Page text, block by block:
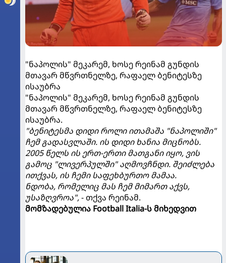
"ნაპოლის" მეკარემ, ხოსე რეინამ გუნდის
მთავარ მწვრთნელზე, რაფაელ ბენიტესზე
ისაუბრა
"ნაპოლის" მეკარემ, ხოსე რეინამ გუნდის
მთავარ მწვრთნელზე, რაფაელ ბენიტესზე
ისაუბრა.
"ბენიტესმა დიდი როლი ითამაშა "ნაპოლიში"
ჩემ გადასვლაში. ის დიდი ხანია მიცნობს.
2005 წელს ის ერთ-ერთი მათგანი იყო, ვის
გამოც "ლივერპულში" აღმოვჩნდი. შეიძლება
ითქვას, ის ჩემი საფეხბურთო მამაა.
ნდობა, რომელიც მას ჩემ მიმართ აქვს,
უსაზღვროა",- თქვა რეინამ.
მომზადებულია Football Italia-ს მიხედვით